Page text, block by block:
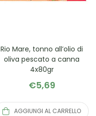
Rio Mare, tonno all’olio di
oliva pescato a canna
4x80gr
€5,69
AGGIUNGI AL CARRELLO